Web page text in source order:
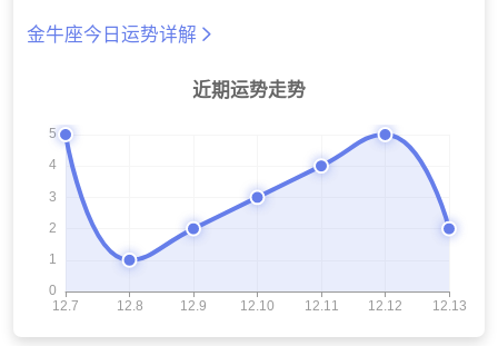
付出努力才能看到一些改变，但还需要一点时间进行
打卡完成目标的计划。
金牛座今日运势详解
近期运势走势